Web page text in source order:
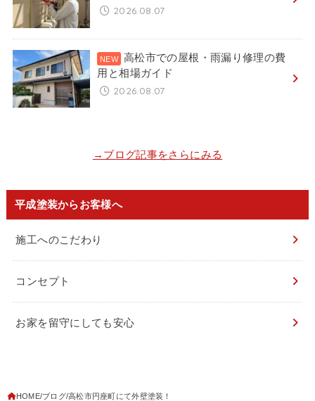
2026.08.07
高松市での屋根・雨漏り修理の費
用と相場ガイド
2026.08.07
→ブログ記事をさらにみる
平成塗装からお客様へ
施工へのこだわり
コンセプト
お家を留守にしても安心
HOME ブログ 高松市円座町にて外壁塗装！